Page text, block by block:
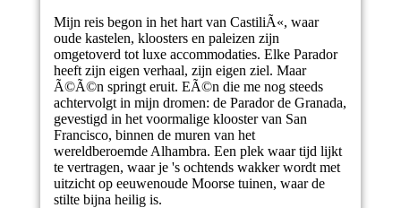
Mijn reis begon in het hart van CastiliÃ«, waar
oude kastelen, kloosters en paleizen zijn
omgetoverd tot luxe accommodaties. Elke Parador
heeft zijn eigen verhaal, zijn eigen ziel. Maar
Ã©Ã©n springt eruit. EÃ©n die me nog steeds
achtervolgt in mijn dromen: de Parador de Granada,
gevestigd in het voormalige klooster van San
Francisco, binnen de muren van het
wereldberoemde Alhambra. Een plek waar tijd lijkt
te vertragen, waar je 's ochtends wakker wordt met
uitzicht op eeuwenoude Moorse tuinen, waar de
stilte bijna heilig is.